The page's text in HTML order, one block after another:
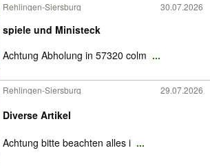
Rehlingen-Siersburg 30.07.2026
spiele und Ministeck
Achtung Abholung in 57320 colm ...
Rehlingen-Siersburg 29.07.2026
Diverse Artikel
Achtung bitte beachten alles i ...